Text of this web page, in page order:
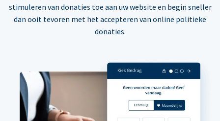
stimuleren van donaties toe aan uw website en begin sneller
dan ooit tevoren met het accepteren van online politieke
donaties.